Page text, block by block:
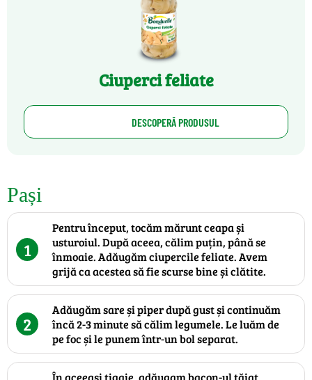
Ciuperci feliate
DESCOPERĂ PRODUSUL
Pași
1
Pentru început, tocăm mărunt ceapa și
usturoiul. După aceea, călim puțin, până se
înmoaie. Adăugăm ciupercile feliate. Avem
grijă ca acestea să fie scurse bine și clătite.
2
Adăugăm sare și piper după gust și continuăm
încă 2-3 minute să călim legumele. Le luăm de
pe foc și le punem într-un bol separat.